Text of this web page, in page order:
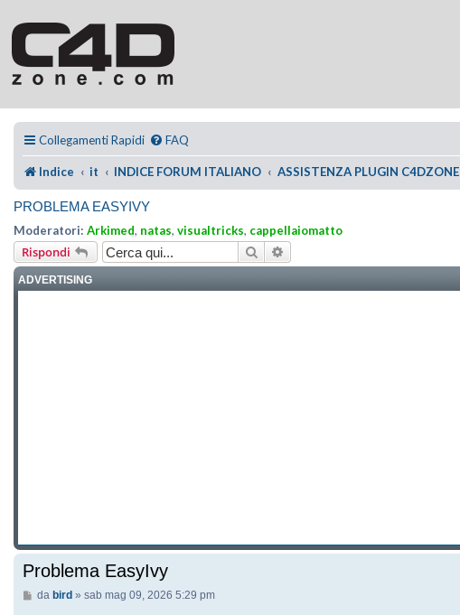
Collegamenti Rapidi FAQ
Indice it INDICE FORUM ITALIANO ASSISTENZA PLUGIN C4DZONE
PROBLEMA EASYIVY
Moderatori: Arkimed, natas, visualtricks, cappellaiomatto
Rispondi Cerca
ADVERTISING
Problema EasyIvy
Messaggio
da bird » sab mag 09, 2026 5:29 pm